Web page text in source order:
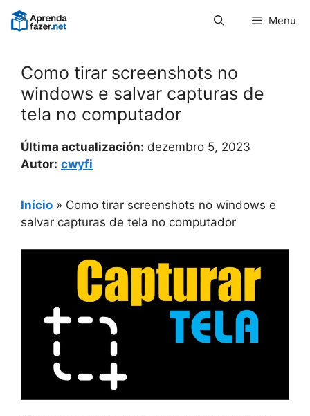
Pular
para
Menu
Como tirar screenshots no
windows e salvar capturas de
tela no computador
Última actualización: dezembro 5, 2023
Autor: cwyfi
Início » Como tirar screenshots no windows e
salvar capturas de tela no computador